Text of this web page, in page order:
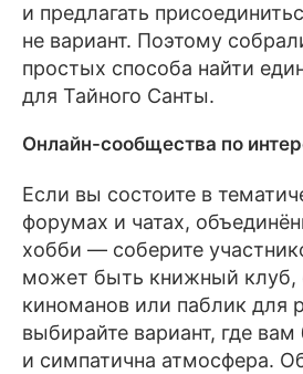
и предлагать
не вариант. Поэтому
простых способа найти
для Тайного Санты.
Онлайн-сообщества по
Если вы состоите в
форумах и чатах,
хобби — соберите
может быть книжный клуб,
киноманов или паблик для
выбирайте вариант, где вам
и симпатична атмосфера.